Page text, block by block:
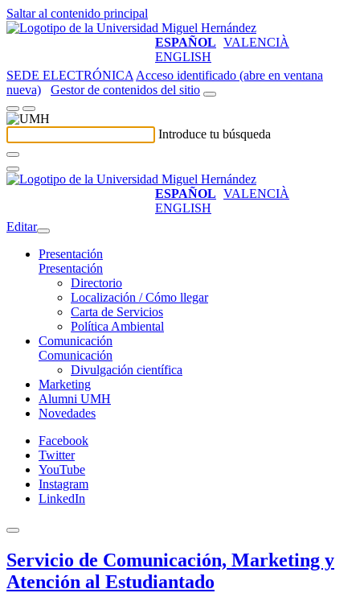
Saltar al contenido principal
ESPAÑOL VALENCIÀ
ENGLISH
SEDE ELECTRÓNICA Acceso identificado (abre en ventana
nueva)
Gestor de contenidos del sitio
Introduce tu búsqueda
ESPAÑOL VALENCIÀ
ENGLISH
Editar
Presentación
Presentación
Directorio
Localización / Cómo llegar
Carta de Servicios
Política Ambiental
Comunicación
Comunicación
Divulgación científica
Marketing
Alumni UMH
Novedades
Facebook
Twitter
YouTube
Instagram
LinkedIn
Servicio de Comunicación, Marketing y
Atención al Estudiantado